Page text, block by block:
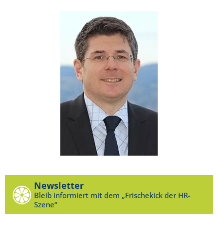
Newsletter
Bleib informiert mit dem „Frischekick der HR-
Szene“